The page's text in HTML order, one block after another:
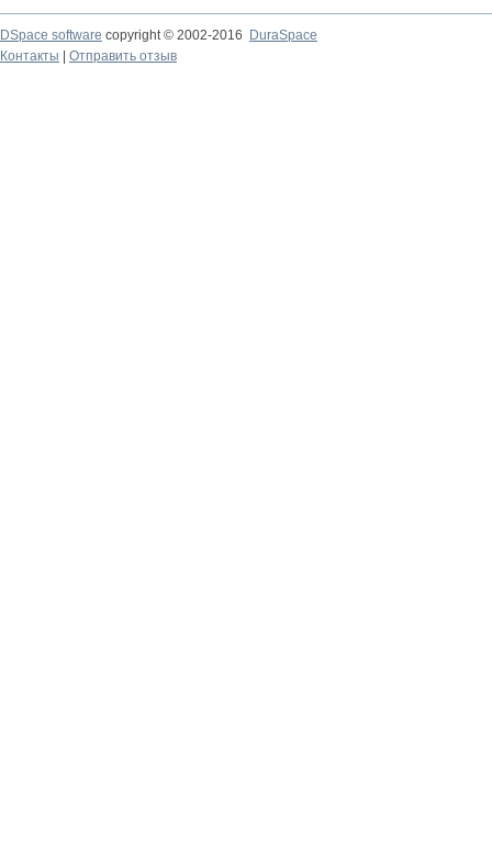
DSpace software copyright © 2002-2016
DuraSpace
Контакты
Отправить отзыв